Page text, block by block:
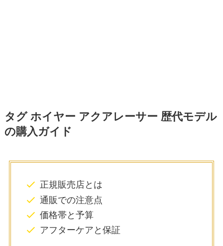
タグ ホイヤー アクアレーサー 歴代モデル
の購入ガイド
正規販売店とは
通販での注意点
価格帯と予算
アフターケアと保証